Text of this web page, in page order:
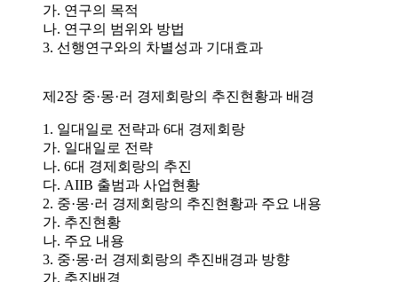
가. 연구의 목적
나. 연구의 범위와 방법
3. 선행연구와의 차별성과 기대효과
제2장 중·몽·러 경제회랑의 추진현황과 배경
1. 일대일로 전략과 6대 경제회랑
가. 일대일로 전략
나. 6대 경제회랑의 추진
다. AIIB 출범과 사업현황
2. 중·몽·러 경제회랑의 추진현황과 주요 내용
가. 추진현황
나. 주요 내용
3. 중·몽·러 경제회랑의 추진배경과 방향
가. 추진배경